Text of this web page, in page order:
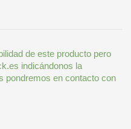
de este producto pero
indicándonos la
pondremos en contacto con